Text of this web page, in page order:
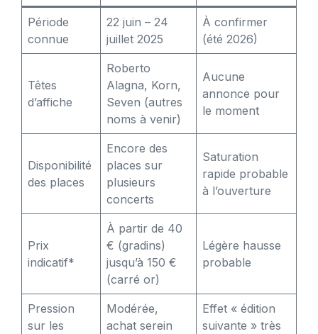
Période
connue
22 juin – 24
juillet 2025
À confirmer
(été 2026)
Têtes
d’affiche
Roberto
Alagna, Korn,
Seven (autres
noms à venir)
Aucune
annonce pour
le moment
Disponibilité
des places
Encore des
places sur
plusieurs
concerts
Saturation
rapide probable
à l’ouverture
Prix
indicatif*
À partir de 40
€ (gradins)
jusqu’à 150 €
(carré or)
Légère hausse
probable
Pression
sur les
Modérée,
achat serein
Effet « édition
suivante » très